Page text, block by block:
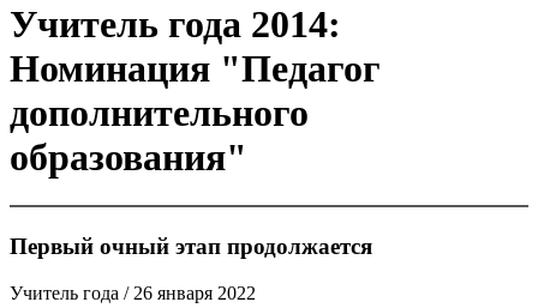
Учитель года 2014:
Номинация "Педагог
дополнительного
образования"
Первый очный этап продолжается
Учитель года / 26 января 2022